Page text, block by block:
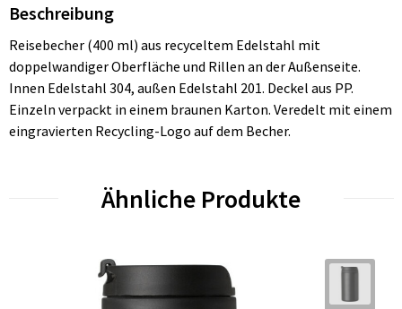
Beschreibung
Reisebecher (400 ml) aus recyceltem Edelstahl mit
doppelwandiger Oberfläche und Rillen an der Außenseite.
Innen Edelstahl 304, außen Edelstahl 201. Deckel aus PP.
Einzeln verpackt in einem braunen Karton. Veredelt mit einem
eingravierten Recycling-Logo auf dem Becher.
Ähnliche Produkte